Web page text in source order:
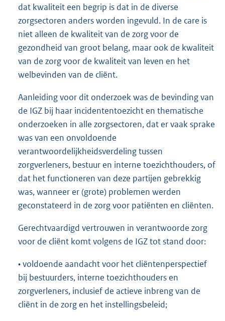
dat kwaliteit een begrip is dat in de diverse
zorgsectoren anders worden ingevuld. In de care is
niet alleen de kwaliteit van de zorg voor de
gezondheid van groot belang, maar ook de kwaliteit
van de zorg voor de kwaliteit van leven en het
welbevinden van de cliënt.
Aanleiding voor dit onderzoek was de bevinding van
de IGZ bij haar incidententoezicht en thematische
onderzoeken in alle zorgsectoren, dat er vaak sprake
was van een onvoldoende
verantwoordelijkheidsverdeling tussen
zorgverleners, bestuur en interne toezichthouders, of
dat het functioneren van deze partijen gebrekkig
was, wanneer er (grote) problemen werden
geconstateerd in de zorg voor patiënten en cliënten.
Gerechtvaardigd vertrouwen in verantwoorde zorg
voor de cliënt komt volgens de IGZ tot stand door:
• voldoende aandacht voor het cliëntenperspectief
bij bestuurders, interne toezichthouders en
zorgverleners, inclusief de actieve inbreng van de
cliënt in de zorg en het instellingsbeleid;